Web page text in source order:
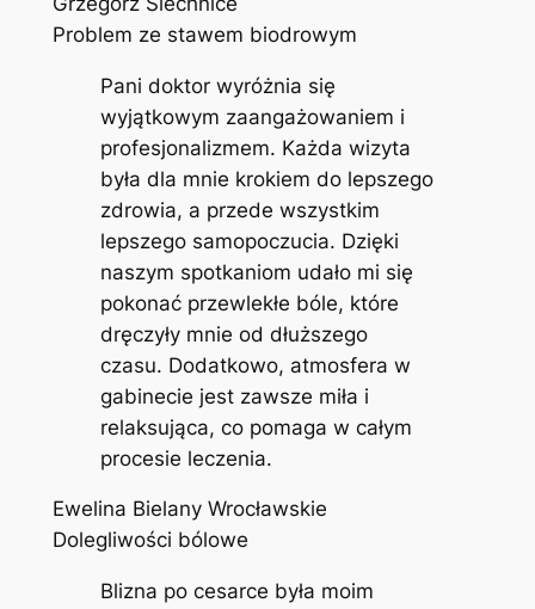
Problem ze stawem biodrowym
Pani doktor wyróżnia się
wyjątkowym zaangażowaniem i
profesjonalizmem. Każda wizyta
była dla mnie krokiem do lepszego
zdrowia, a przede wszystkim
lepszego samopoczucia. Dzięki
naszym spotkaniom udało mi się
pokonać przewlekłe bóle, które
dręczyły mnie od dłuższego
czasu. Dodatkowo, atmosfera w
gabinecie jest zawsze miła i
relaksująca, co pomaga w całym
procesie leczenia.
Ewelina Bielany Wrocławskie
Dolegliwości bólowe
Blizna po cesarce była moim